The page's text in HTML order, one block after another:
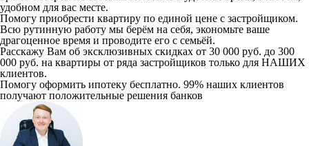
удобном для вас месте.
Помогу приобрести квартиру по единой цене с застройщиком.
Всю рутинную работу мы берём на себя, экономьте ваше
драгоценное время и проводите его с семьёй.
Расскажу Вам об эксклюзивных скидках от 30 000 руб. до 300
000 руб. на квартиры от ряда застройщиков только для НАШИХ
клиентов.
Помогу оформить ипотеку бесплатно. 99% наших клиентов
получают положительные решения банков